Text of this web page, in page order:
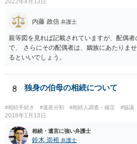
2022年4月13日
内藤 政信 弁護士
親等図を見れば記載されていますが、配偶
で、 さらにその配偶者は、姻族にあたりま
るといいでしょう。
8 独身の伯母の相続について
#相続手続き #遺産分割 #相続人調査・確定 #協議
2018年1月13日
相続・遺言に強い弁護士
鈴木 崇裕 弁護士